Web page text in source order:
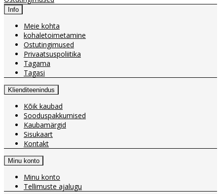
Info
Meie kohta
kohaletoimetamine
Ostutingimused
Privaatsuspoliitika
Tagama
Tagasi
Klienditeenindus
Kõik kaubad
Sooduspakkumised
Kaubamärgid
Sisukaart
Kontakt
Minu konto
Minu konto
Tellimuste ajalugu